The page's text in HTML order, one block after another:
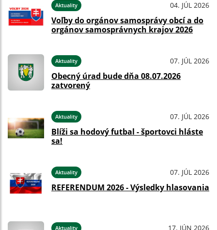
Aktuality 04. JÚL 2026
Voľby do orgánov samosprávy obcí a do
orgánov samosprávnych krajov 2026
Aktuality 07. JÚL 2026
Obecný úrad bude dňa 08.07.2026
zatvorený
Aktuality 07. JÚL 2026
Blíži sa hodový futbal - športovci hláste
sa!
Aktuality 07. JÚL 2026
REFERENDUM 2026 - Výsledky hlasovania
Aktuality 17. JÚN 2026